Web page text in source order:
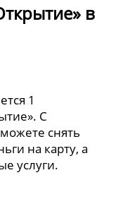
в
1
С
снять
на карту, а
услуги.